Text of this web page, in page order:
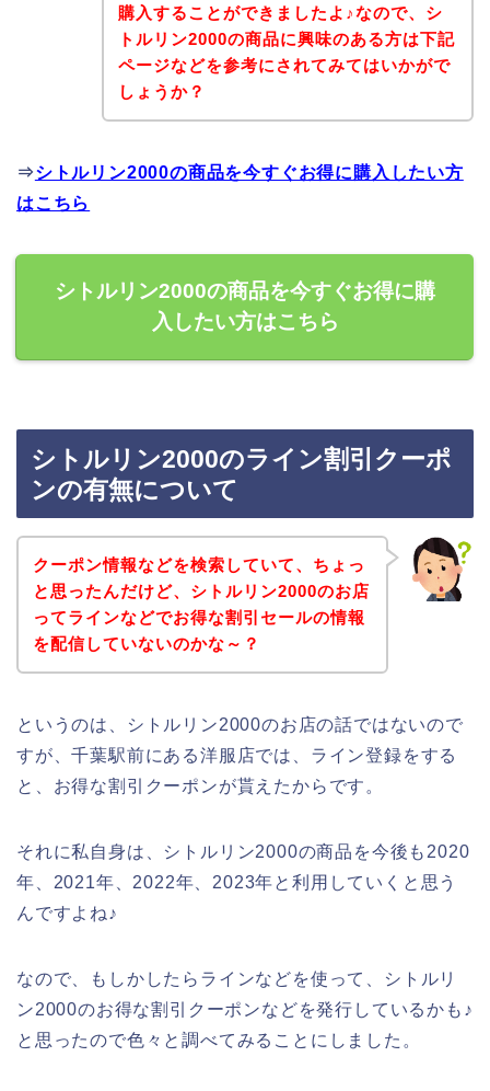
購入することができましたよ♪なので、シ
トルリン2000の商品に興味のある方は下記
ページなどを参考にされてみてはいかがで
しょうか？
⇒シトルリン2000の商品を今すぐお得に購入したい方
はこちら
シトルリン2000の商品を今すぐお得に購
入したい方はこちら
シトルリン2000のライン割引クーポ
ンの有無について
クーポン情報などを検索していて、ちょっ
と思ったんだけど、シトルリン2000のお店
ってラインなどでお得な割引セールの情報
を配信していないのかな～？
というのは、シトルリン2000のお店の話ではないので
すが、千葉駅前にある洋服店では、ライン登録をする
と、お得な割引クーポンが貰えたからです。
それに私自身は、シトルリン2000の商品を今後も2020
年、2021年、2022年、2023年と利用していくと思う
んですよね♪
なので、もしかしたらラインなどを使って、シトルリ
ン2000のお得な割引クーポンなどを発行しているかも♪
と思ったので色々と調べてみることにしました。